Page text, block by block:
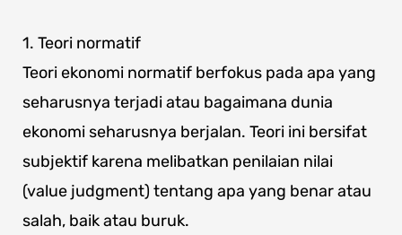
1. Teori normatif
Teori ekonomi normatif berfokus pada apa yang
seharusnya terjadi atau bagaimana dunia
ekonomi seharusnya berjalan. Teori ini bersifat
subjektif karena melibatkan penilaian nilai
(value judgment) tentang apa yang benar atau
salah, baik atau buruk.